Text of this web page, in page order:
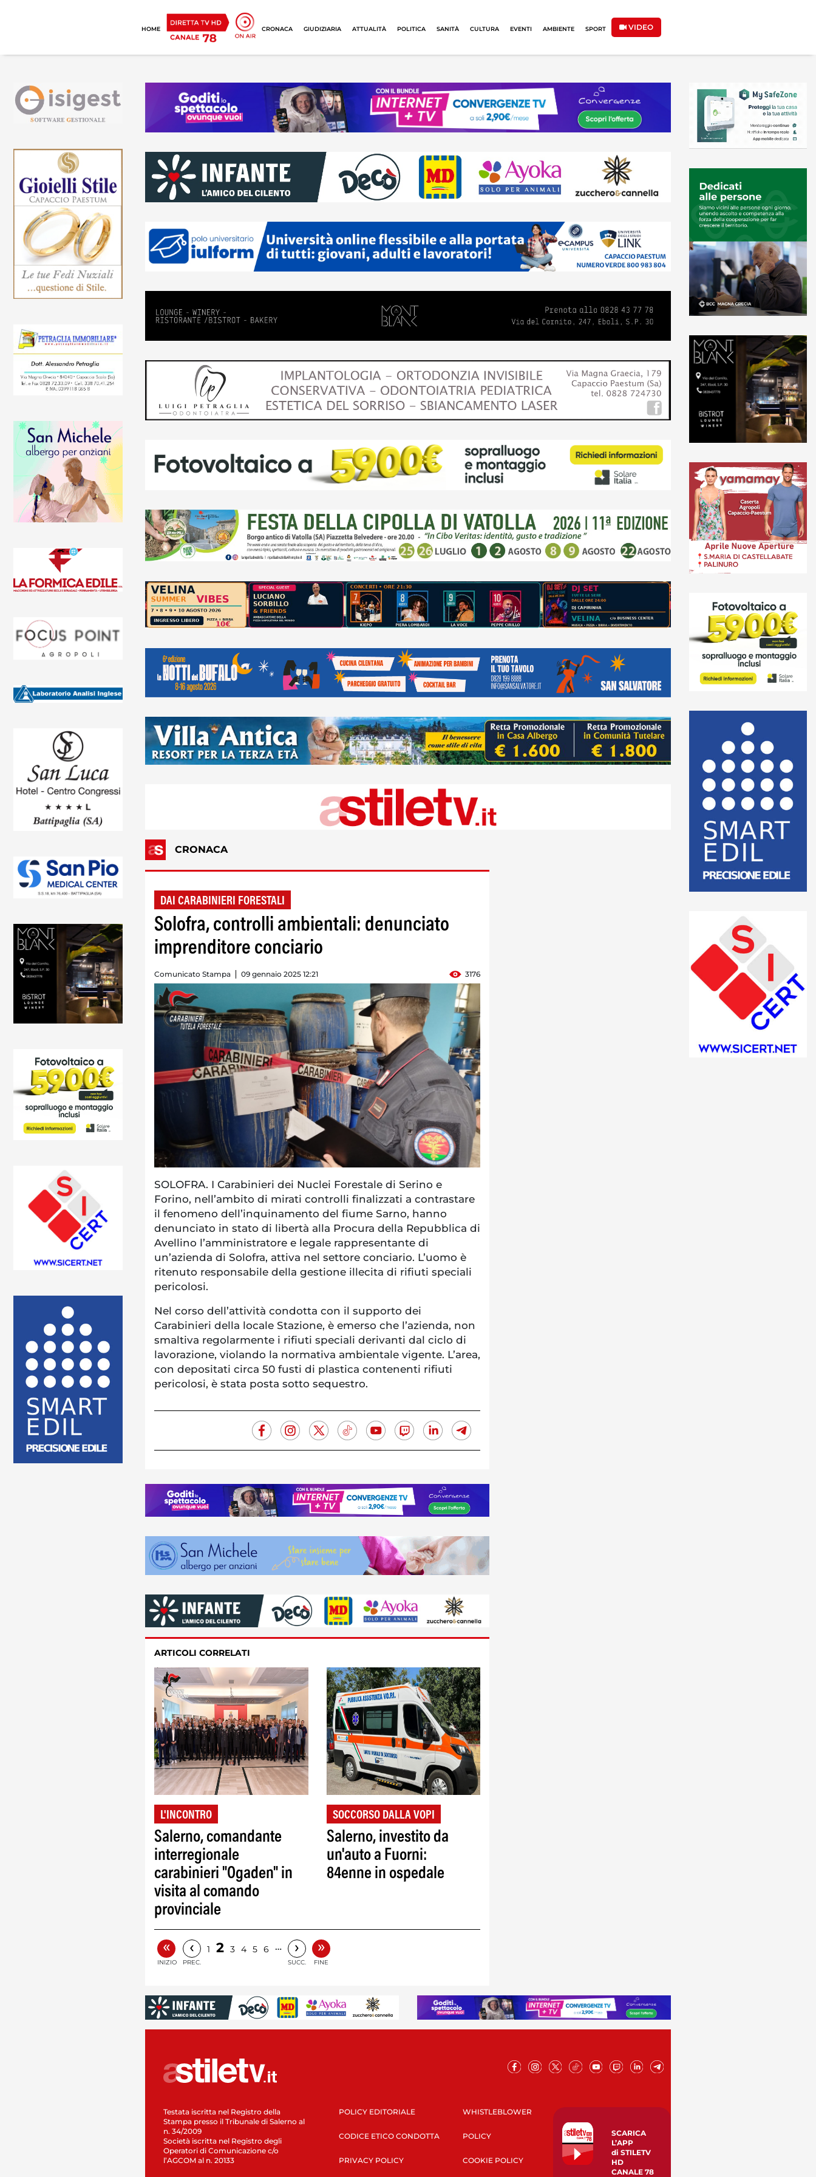
HOME CRONACA GIUDIZIARIA ATTUALITÀ POLITICA SANITÀ CULTURA EVENTI AMBIENTE SPORT VIDEO
CRONACA
DAI CARABINIERI FORESTALI
Solofra, controlli ambientali: denunciato
imprenditore conciario
Comunicato Stampa 09 gennaio 2025 12:21 3176
SOLOFRA. I Carabinieri dei Nuclei Forestale di Serino e
Forino, nell’ambito di mirati controlli finalizzati a contrastare
il fenomeno dell’inquinamento del fiume Sarno, hanno
denunciato in stato di libertà alla Procura della Repubblica di
Avellino l’amministratore e legale rappresentante di
un’azienda di Solofra, attiva nel settore conciario. L’uomo è
ritenuto responsabile della gestione illecita di rifiuti speciali
pericolosi.
Nel corso dell’attività condotta con il supporto dei
Carabinieri della locale Stazione, è emerso che l’azienda, non
smaltiva regolarmente i rifiuti speciali derivanti dal ciclo di
lavorazione, violando la normativa ambientale vigente. L’area,
con depositati circa 50 fusti di plastica contenenti rifiuti
pericolosi, è stata posta sotto sequestro.
ARTICOLI CORRELATI
L'INCONTRO
Salerno, comandante
interregionale
carabinieri "Ogaden" in
visita al comando
provinciale
SOCCORSO DALLA VOPI
Salerno, investito da
un'auto a Fuorni:
84enne in ospedale
«
INIZIO
‹
PREC.
1 2 3 4 5 6 … ›
SUCC.
»
FINE
Testata iscritta nel Registro della
Stampa presso il Tribunale di Salerno al
n. 34/2009
Società iscritta nel Registro degli
Operatori di Comunicazione c/o
l’AGCOM al n. 20133
POLICY EDITORIALE
CODICE ETICO CONDOTTA
PRIVACY POLICY
WHISTLEBLOWER
POLICY
COOKIE POLICY
SCARICA
L’APP
di STILETV
HD
CANALE 78